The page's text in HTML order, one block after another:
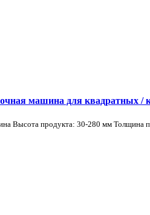
машина для квадратных /
Высота продукта: 30-280 мм Толщина